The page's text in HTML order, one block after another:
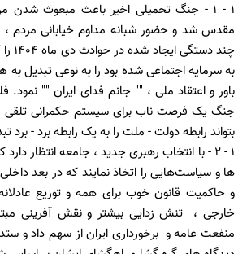
1 - 1 - جنگ تحمیلی اخیر باعث مبعوث شدن
مقدس شد و حضور شبانه مداوم خیابانی مردم
چند
به سرمایه اجتماعی شده بود را به نوعی تبدیل
باور و اعتقاد ملی ، "" جانم فدای ایران "" نمود.
جنگ یک فرصت ناب برای سیستم حکمرانی
بتواند رابطه دولت - ملت را به یک رابطه برد - برد
1 - 2 - با انتخاب رهبری جدید ، جامعه انتظار
ها و سیاست‌هایی را اتخاذ نمایند که در بعد
و حاکمیت قانون خوب برای همه و توزیع
خارجی ، تنش زدایی بیشتر و نقش آفرینی
منفعت عامه و برخورداری ایران از سهم داد و